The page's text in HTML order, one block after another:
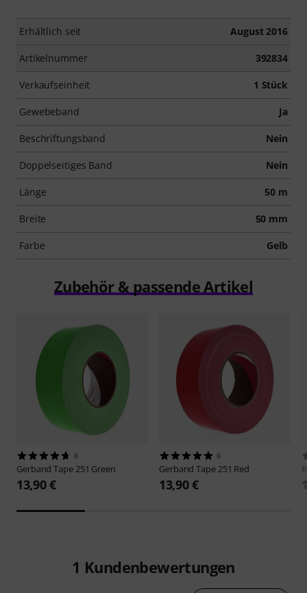
Erhältlich seit August 2016
Artikelnummer 392834
Verkaufseinheit 1 Stück
Gewebeband Ja
Beschriftungsband Nein
Doppelseitiges Band Nein
Länge 50 m
Breite 50 mm
Farbe Gelb
Zubehör & passende Artikel
6
GerbandTape 251 Green
13,90 €
6
GerbandTape 251 Red
13,90 €
1 Kundenbewertungen